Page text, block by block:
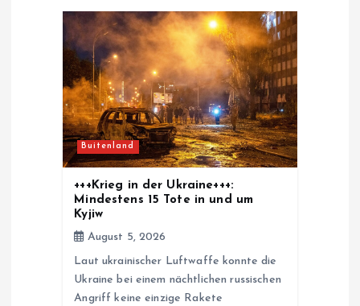
Buitenland
+++Krieg in der Ukraine+++:
Mindestens 15 Tote in und um
Kyjiw
August 5, 2026
Laut ukrainischer Luftwaffe konnte die
Ukraine bei einem nächtlichen russischen
Angriff keine einzige Rakete